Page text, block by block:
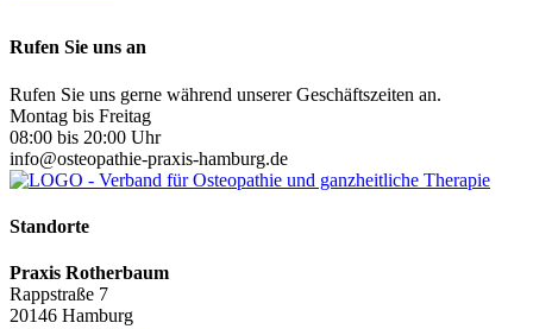
Rufen Sie uns an
Rufen Sie uns gerne während unserer Geschäftszeiten an.
Montag bis Freitag
08:00 bis 20:00 Uhr
info@osteopathie-praxis-hamburg.de
Standorte
Praxis Rotherbaum
Rappstraße 7
20146 Hamburg